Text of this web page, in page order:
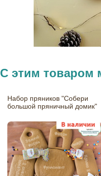
С этим товаром
Набор пряников "Собери
большой пряничный домик"